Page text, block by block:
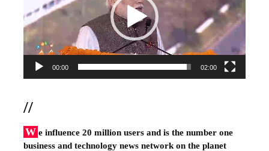
00:00 02:00
//
W e influence 20 million users and is the number one
business and technology news network on the planet